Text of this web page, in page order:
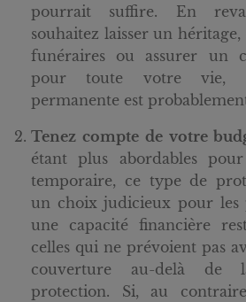
pourrait suffire. En
souhaitez laisser un
funéraires ou assurer un
pour toute votre vie,
permanente est
Tenez compte de votre
étant plus abordables pour
temporaire, ce type de
un choix judicieux pour les
une capacité financière
celles qui ne prévoient pas
couverture au-delà de
protection. Si, au